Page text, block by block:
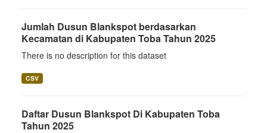
Jumlah Dusun Blankspot berdasarkan
Kecamatan di Kabupaten Toba Tahun 2025
There is no description for this dataset
CSV
Daftar Dusun Blankspot Di Kabupaten Toba
Tahun 2025